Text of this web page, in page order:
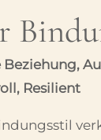
Resilient